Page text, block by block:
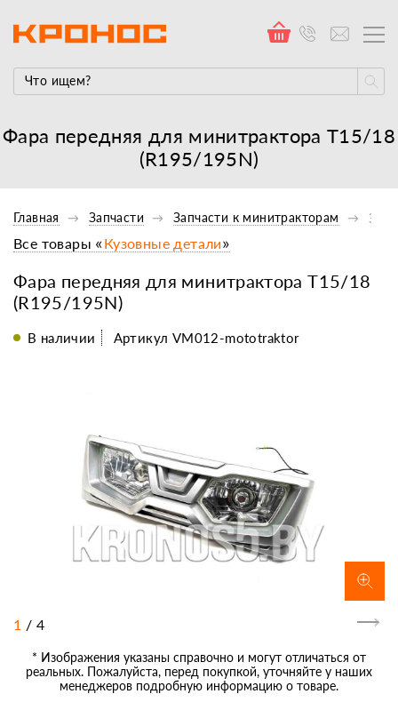
Фара передняя для минитрактора Т15/18
(R195/195N)
Главная Запчасти Запчасти к минитракторам
Фара передняя для минитрактора Т15/18
(R195/195N)
Все товары «Кузовные детали»
В наличии Артикул VM012-mototraktor
1 / 4
* Изображения указаны справочно и могут отличаться от
реальных. Пожалуйста, перед покупкой, уточняйте у наших
менеджеров подробную информацию о товаре.